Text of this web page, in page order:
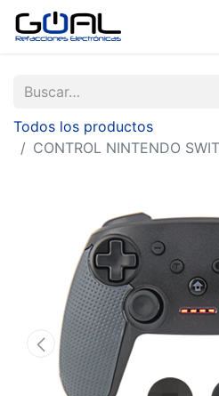
Todos los productos
CONTROL NINTENDO